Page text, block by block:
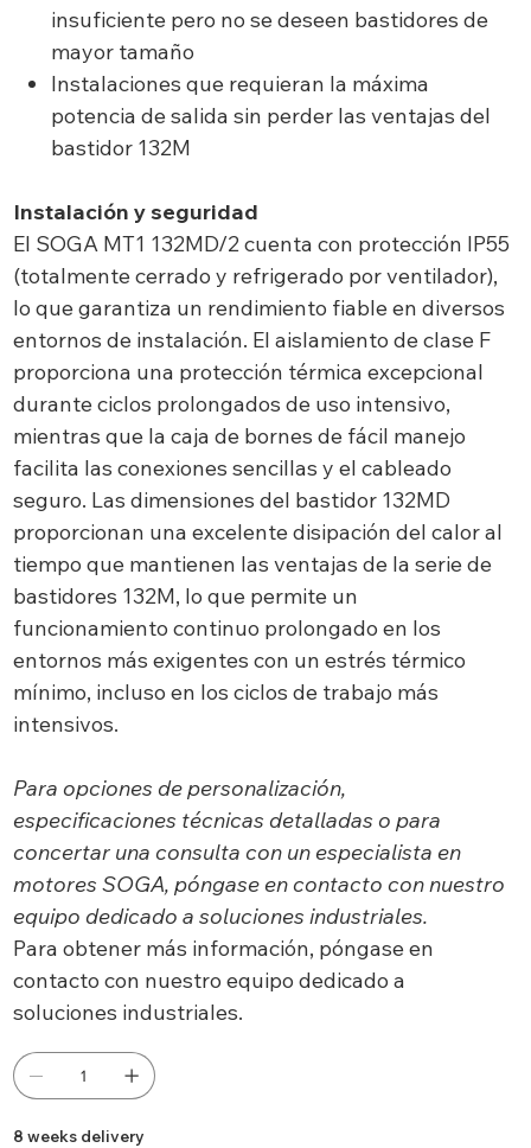
insuficiente pero no se deseen bastidores de
mayor tamaño
Instalaciones que requieran la máxima
potencia de salida sin perder las ventajas del
bastidor 132M
Instalación y seguridad
El SOGA MT1 132MD/2 cuenta con protección IP55
(totalmente cerrado y refrigerado por ventilador),
lo que garantiza un rendimiento fiable en diversos
entornos de instalación. El aislamiento de clase F
proporciona una protección térmica excepcional
durante ciclos prolongados de uso intensivo,
mientras que la caja de bornes de fácil manejo
facilita las conexiones sencillas y el cableado
seguro. Las dimensiones del bastidor 132MD
proporcionan una excelente disipación del calor al
tiempo que mantienen las ventajas de la serie de
bastidores 132M, lo que permite un
funcionamiento continuo prolongado en los
entornos más exigentes con un estrés térmico
mínimo, incluso en los ciclos de trabajo más
intensivos.
Para opciones de personalización,
especificaciones técnicas detalladas o para
concertar una consulta con un especialista en
motores SOGA, póngase en contacto con nuestro
equipo dedicado a soluciones industriales.
Para obtener más información, póngase en
contacto con nuestro equipo dedicado a
soluciones industriales.
8 weeks delivery